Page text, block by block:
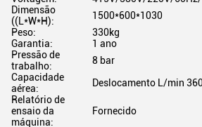
Dimensão
((L*W*H):
1500*600*1030
Peso:
330kg
Garantia:
1 ano
Pressão de
trabalho:
8 bar
Capacidade
aérea:
Deslocamento L/min
Relatório de
ensaio da
máquina:
Fornecido